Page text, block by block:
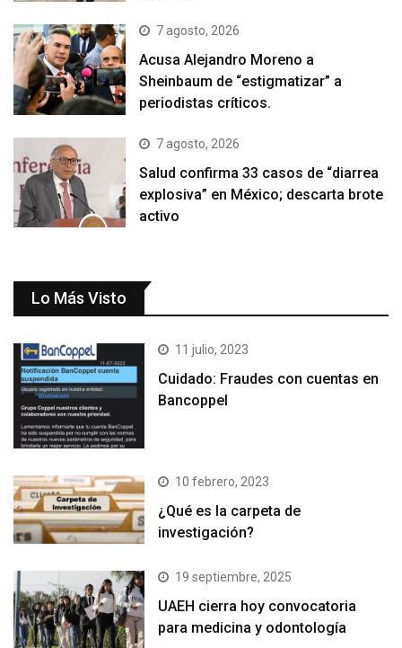
7 agosto, 2026
Acusa Alejandro Moreno a
Sheinbaum de “estigmatizar” a
periodistas críticos.
7 agosto, 2026
Salud confirma 33 casos de “diarrea
explosiva” en México; descarta brote
activo
Lo Más Visto
11 julio, 2023
Cuidado: Fraudes con cuentas en
Bancoppel
10 febrero, 2023
¿Qué es la carpeta de
investigación?
19 septiembre, 2025
UAEH cierra hoy convocatoria
para medicina y odontología